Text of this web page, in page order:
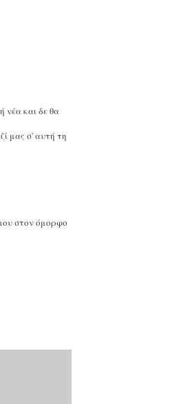
νέα και δε θα
μας σ' αυτή τη
στον όμορφο